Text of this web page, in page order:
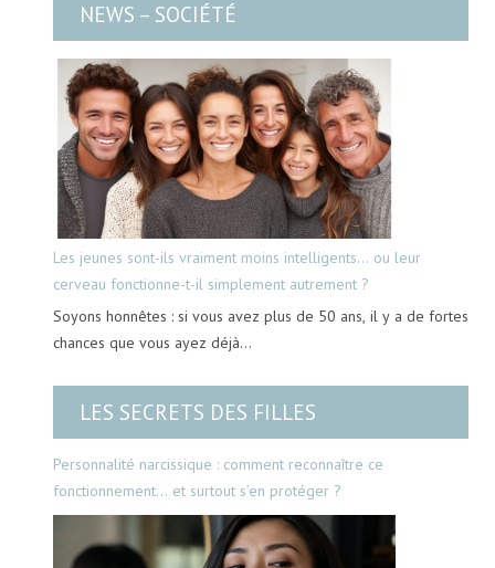
NEWS – SOCIÉTÉ
Les jeunes sont-ils vraiment moins intelligents… ou leur
cerveau fonctionne-t-il simplement autrement ?
Soyons honnêtes : si vous avez plus de 50 ans, il y a de fortes
chances que vous ayez déjà…
LES SECRETS DES FILLES
Personnalité narcissique : comment reconnaître ce
fonctionnement… et surtout s’en protéger ?